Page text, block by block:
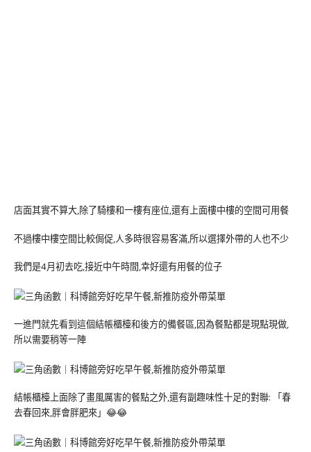
店面其實不算大,除了騎樓和一樓有座位,還有上面樓中樓的空間可用餐
不過樓中樓空間比較侷促,人多時很容易客滿,所以選擇外帶的人也不少
我們是4月初去吃,接近中午時間,幸好還有用餐的位子
一進門就先看到這個結帳櫃檯和後方的備餐區,因為餐點都是現點現做,
所以需要稍等一陣
結帳櫃檯上面除了畫風厲害的餐點之外,還有副趣味性十足的對聯: 「春
去春回來,胖會胖肥來」😂😂